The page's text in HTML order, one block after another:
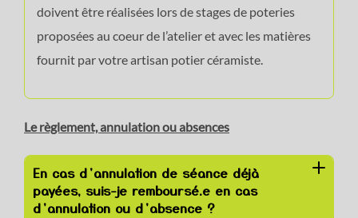
doivent être réalisées lors de stages de poteries
proposées au coeur de l’atelier et avec les matières
fournit par votre artisan potier céramiste.
Le règlement, annulation ou absences
En cas d’annulation de séance déjà
payées, suis-je remboursé.e en cas
d’annulation ou d’absence ?